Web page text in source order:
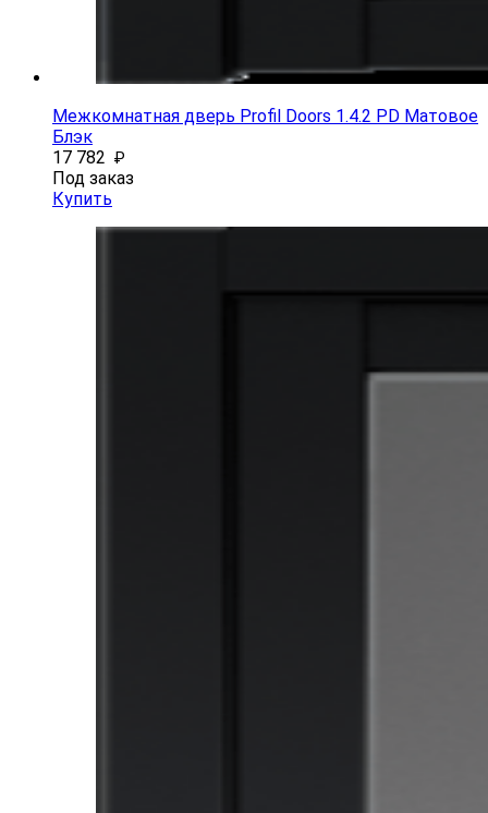
Межкомнатная дверь Profil Doors 1.4.2 PD Матовое
Блэк
17 782 ₽
Под заказ
Купить